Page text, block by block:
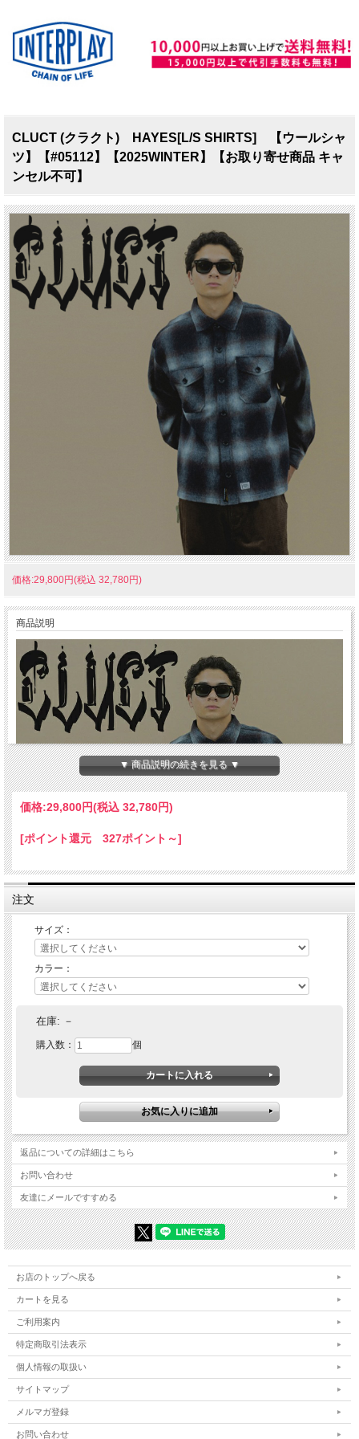
CLUCT (クラクト) HAYES[L/S SHIRTS] 【ウールシャ
ツ】【#05112】【2025WINTER】【お取り寄せ商品 キャ
ンセル不可】
価格:29,800円(税込 32,780円)
商品説明
CLUCT(クラクト) HAYES[L/S SHIRTS]
▼ 商品説明の続きを見る ▼
価格:29,800円(税込 32,780円)
[ポイント還元 327ポイント～]
注文
サイズ：
カラー：
在庫: －
購入数： 個
返品についての詳細はこちら
お問い合わせ
友達にメールですすめる
お店のトップへ戻る
カートを見る
ご利用案内
特定商取引法表示
個人情報の取扱い
サイトマップ
メルマガ登録
お問い合わせ